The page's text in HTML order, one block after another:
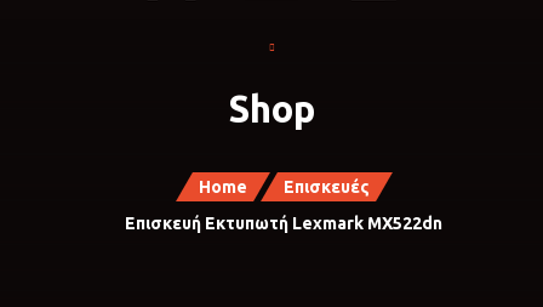
Shop
Home
Επισκευές
Επισκευή Εκτυπωτή Lexmark MX522dn